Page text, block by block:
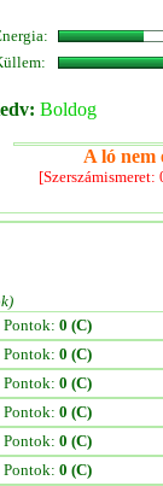
Boldog
A ló nem
Pontok: 0 (C)
Pontok: 0 (C)
Pontok: 0 (C)
Pontok: 0 (C)
Pontok: 0 (C)
Pontok: 0 (C)